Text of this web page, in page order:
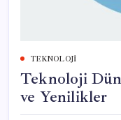
TEKNOLOJI
Teknoloji
ve Yenilikler